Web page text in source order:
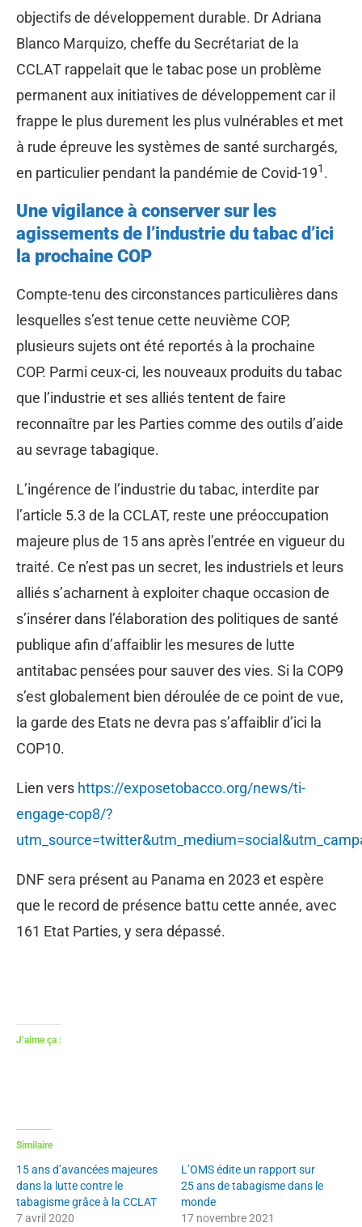
objectifs de développement durable. Dr Adriana
Blanco Marquizo, cheffe du Secrétariat de la
CCLAT rappelait que le tabac pose un problème
permanent aux initiatives de développement car il
frappe le plus durement les plus vulnérables et met
à rude épreuve les systèmes de santé surchargés,
en particulier pendant la pandémie de Covid-191 .
Une vigilance à conserver sur les
agissements de l’industrie du tabac d’ici
la prochaine COP
Compte-tenu des circonstances particulières dans
lesquelles s’est tenue cette neuvième COP,
plusieurs sujets ont été reportés à la prochaine
COP. Parmi ceux-ci, les nouveaux produits du tabac
que l’industrie et ses alliés tentent de faire
reconnaître par les Parties comme des outils d’aide
au sevrage tabagique.
L’ingérence de l’industrie du tabac, interdite par
l’article 5.3 de la CCLAT, reste une préoccupation
majeure plus de 15 ans après l’entrée en vigueur du
traité. Ce n’est pas un secret, les industriels et leurs
alliés s’acharnent à exploiter chaque occasion de
s’insérer dans l’élaboration des politiques de santé
publique afin d’affaiblir les mesures de lutte
antitabac pensées pour sauver des vies. Si la COP9
s’est globalement bien déroulée de ce point de vue,
la garde des Etats ne devra pas s’affaiblir d’ici la
COP10.
Lien vers https://exposetobacco.org/news/ti-
engage-cop8/?
DNF sera présent au Panama en 2023 et espère
que le record de présence battu cette année, avec
161 Etat Parties, y sera dépassé.
J’aime ça :
Similaire
15 ans d’avancées majeures
dans la lutte contre le
tabagisme grâce à la CCLAT
7 avril 2020
L’OMS édite un rapport sur
25 ans de tabagisme dans le
monde
17 novembre 2021